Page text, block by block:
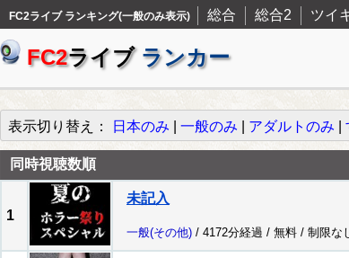
FC2ライブ ランキング(一般のみ表示) 総合 総合2 ツイ
FC2ライブ ランカー
表示切り替え： 日本のみ 一般のみ アダルトのみ
同時視聴数順
1
未記入
一般(その他) / 4172分経過 / 無料 / 制限な